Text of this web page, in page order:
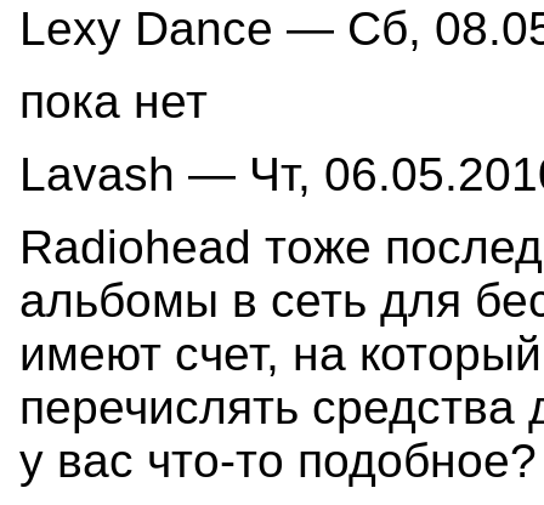
Lexy Dance — Сб,
пока нет
Lavash — Чт,
Radiohead тоже
альбомы в сеть для
имеют счет, на
перечислять
у вас что-то подобное?